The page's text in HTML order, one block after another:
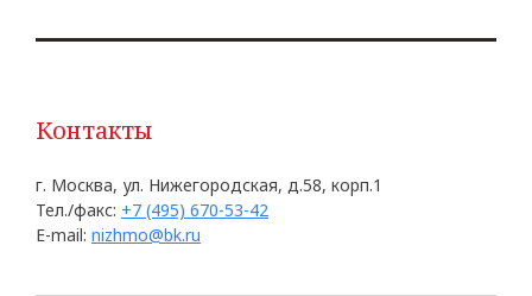
Контакты
г. Москва, ул. Нижегородская, д.58, корп.1
Тел./факс: +7 (495) 670-53-42
E-mail: nizhmo@bk.ru